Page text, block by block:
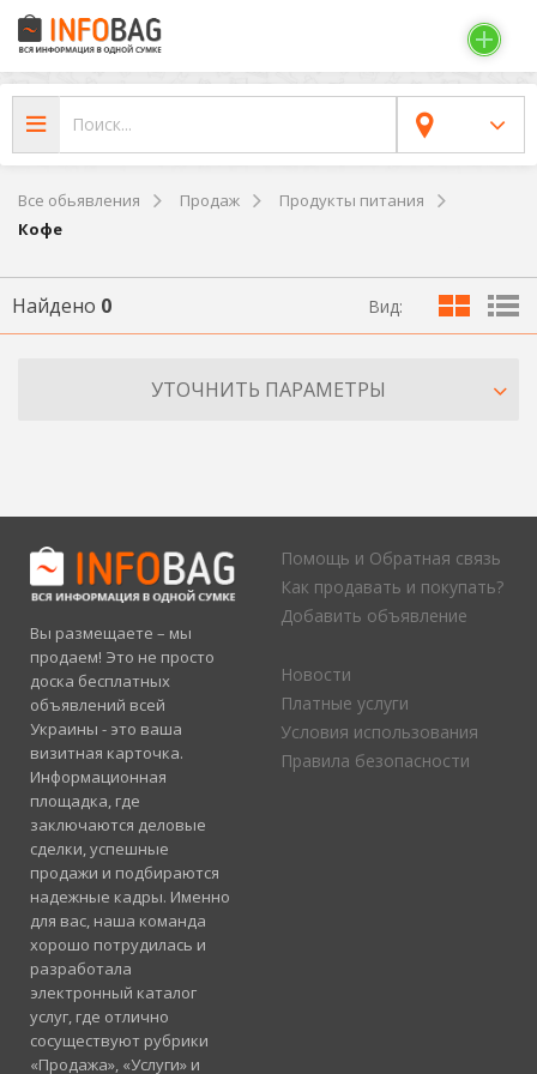
Все обьявления Продаж
Продукты питания
Кофе
Найдено 0 Вид:
УТОЧНИТЬ ПАРАМЕТРЫ
Вы размещаете – мы
продаем! Это не просто
доска бесплатных
объявлений всей
Украины - это ваша
визитная карточка.
Информационная
площадка, где
заключаются деловые
сделки, успешные
продажи и подбираются
надежные кадры. Именно
для вас, наша команда
хорошо потрудилась и
разработала
электронный каталог
услуг, где отлично
сосуществуют рубрики
«Продажа», «Услуги» и
Помощь и Обратная связь
Как продавать и покупать?
Добавить объявление
Новости
Платные услуги
Условия использования
Правила безопасности